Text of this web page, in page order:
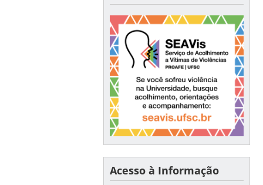
Acesso à Informação